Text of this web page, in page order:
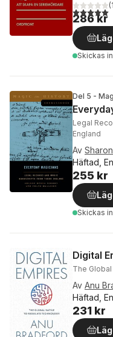
5,0utav 5(1
286 kr
Skickas
Del 5 -
Legal
England
Av
Häftad,
255 kr
Skickas
Digital
The
Av Anu
Häftad,
231 kr